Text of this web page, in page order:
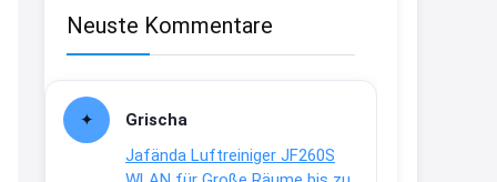
Neuste Kommentare
Grischa
Jafända Luftreiniger JF260S
29.07www.haribo.com/de-
↩
Joachim